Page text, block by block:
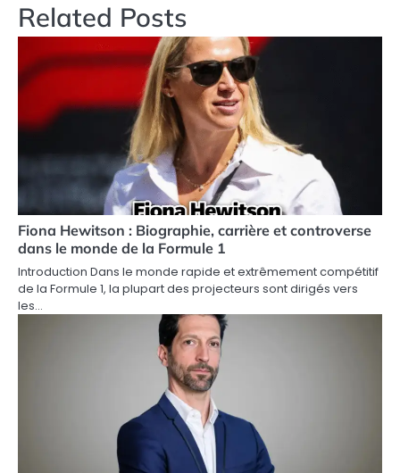
Related Posts
Fiona Hewitson : Biographie, carrière et controverse
dans le monde de la Formule 1
Introduction Dans le monde rapide et extrêmement compétitif
de la Formule 1, la plupart des projecteurs sont dirigés vers
les…